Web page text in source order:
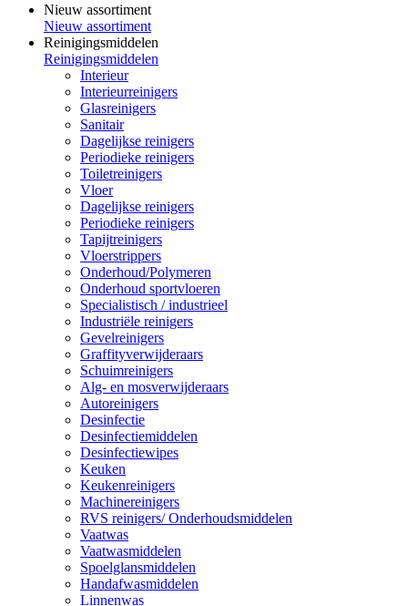
Nieuw assortiment
Nieuw assortiment
Reinigingsmiddelen
Reinigingsmiddelen
Interieur
Interieurreinigers
Glasreinigers
Sanitair
Dagelijkse reinigers
Periodieke reinigers
Toiletreinigers
Vloer
Dagelijkse reinigers
Periodieke reinigers
Tapijtreinigers
Vloerstrippers
Onderhoud/Polymeren
Onderhoud sportvloeren
Specialistisch / industrieel
Industriële reinigers
Gevelreinigers
Graffityverwijderaars
Schuimreinigers
Alg- en mosverwijderaars
Autoreinigers
Desinfectie
Desinfectiemiddelen
Desinfectiewipes
Keuken
Keukenreinigers
Machinereinigers
RVS reinigers/ Onderhoudsmiddelen
Vaatwas
Vaatwasmiddelen
Spoelglansmiddelen
Handafwasmiddelen
Linnenwas